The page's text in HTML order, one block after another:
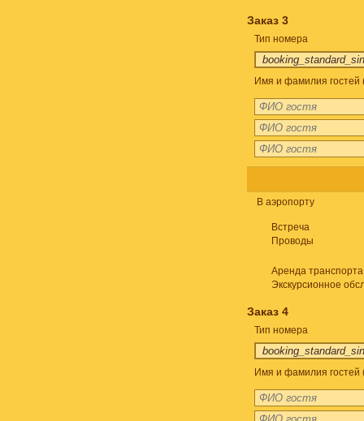
Заказ 3
Тип номера
Имя и фамилия гостей
В аэропорту
Встреча
Проводы
Аренда транспорта
Экскурсионное
Заказ 4
Тип номера
Имя и фамилия гостей